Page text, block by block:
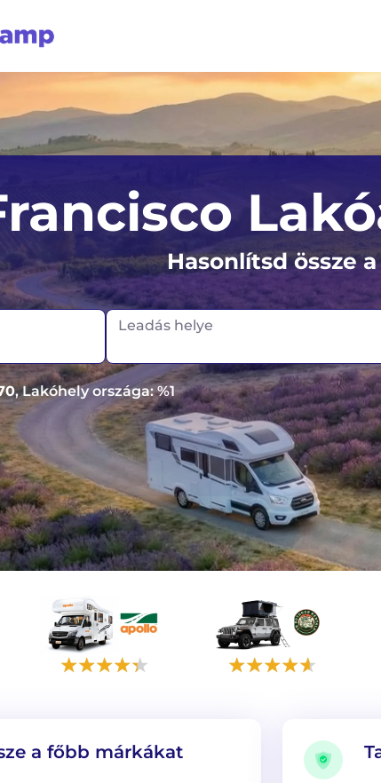
Melbourne Christchurch
Hasonlítsd össze a
Leadás helye
, Lakóhely országa: %1
a főbb márkákat